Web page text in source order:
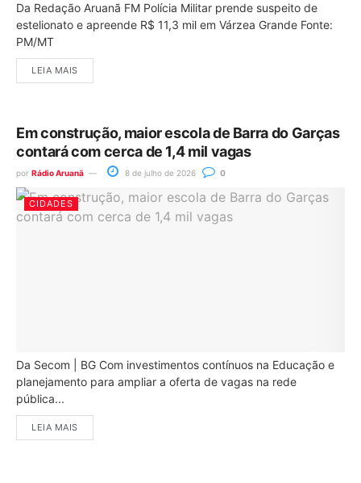
Da Redação Aruanã FM Polícia Militar prende suspeito de
estelionato e apreende R$ 11,3 mil em Várzea Grande Fonte:
PM/MT
LEIA MAIS
Em construção, maior escola de Barra do Garças
contará com cerca de 1,4 mil vagas
por Rádio Aruanã 8 de julho de 2026 0
CIDADES
Da Secom | BG Com investimentos contínuos na Educação e
planejamento para ampliar a oferta de vagas na rede
pública...
LEIA MAIS